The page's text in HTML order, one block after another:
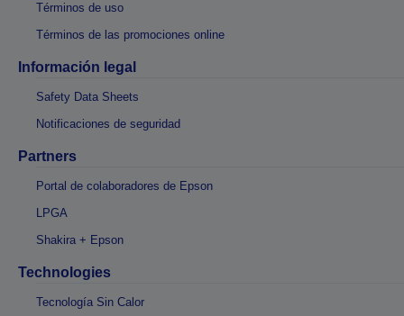
Términos de uso
Términos de las promociones online
Información legal
Safety Data Sheets
Notificaciones de seguridad
Partners
Portal de colaboradores de Epson
LPGA
Shakira + Epson
Technologies
Tecnología Sin Calor